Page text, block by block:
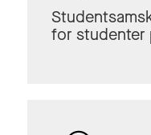
for studenter